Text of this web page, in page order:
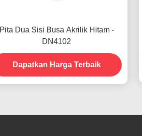
Pita Dua Sisi Busa Akrilik Hitam -
DN4102
Dapatkan Harga Terbaik